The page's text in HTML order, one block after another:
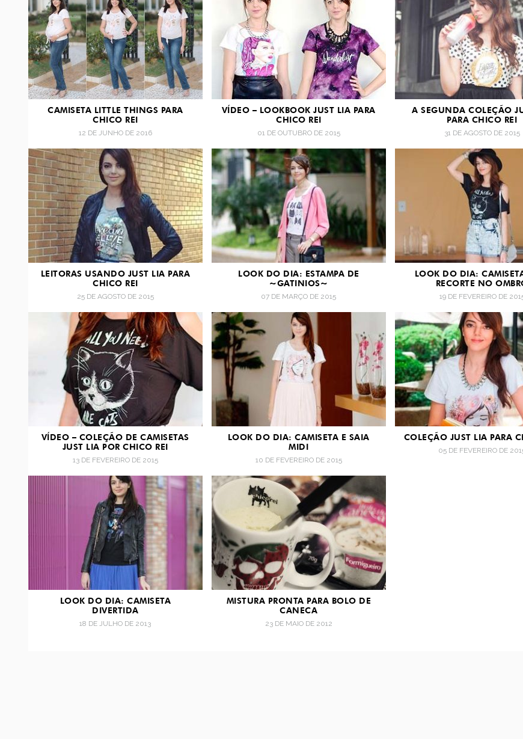
CAMISETA LITTLE THINGS PARA
CHICO REI
12 DE JUNHO DE 2016
VÍDEO – LOOKBOOK JUST LIA PARA
CHICO REI
01 DE OUTUBRO DE 2015
A SEGUNDA COLEÇÃO
PARA CHICO REI
31 DE AGOSTO DE 2015
LEITORAS USANDO JUST LIA PARA
CHICO REI
25 DE AGOSTO DE 2015
LOOK DO DIA: ESTAMPA DE
~GATINIOS~
07 DE MARÇO DE 2015
LOOK DO DIA:
RECORTE NO
19 DE FEVEREIRO DE
VÍDEO – COLEÇÃO DE CAMISETAS
JUST LIA POR CHICO REI
13 DE FEVEREIRO DE 2015
LOOK DO DIA: CAMISETA E SAIA
MIDI
10 DE FEVEREIRO DE 2015
COLEÇÃO JUST LIA PARA
05 DE FEVEREIRO DE
LOOK DO DIA: CAMISETA
DIVERTIDA
18 DE JULHO DE 2013
MISTURA PRONTA PARA BOLO DE
CANECA
23 DE MAIO DE 2012